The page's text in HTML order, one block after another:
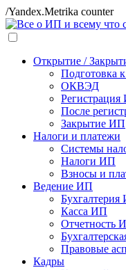
/Yandex.Metrika counter
Открытие /
Подготовка
ОКВЭД
После
Закрытие ИП
Налоги и платежи
Системы
Налоги ИП
Взносы и
Ведение ИП
Касса ИП
Отчетность
Правовые
Кадры